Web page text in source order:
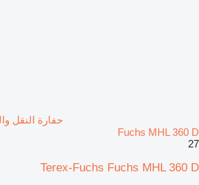
Fuchs MHL 360 D
27
Terex-Fuchs Fuchs MHL 360 D